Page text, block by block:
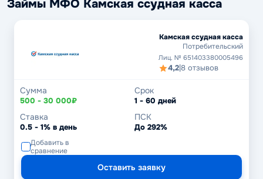
Займы МФО Камская ссудная касса
Камская ссудная касса
Потребительский
Лиц. № 651403380005496
4,2|8 отзывов
Сумма
500 - 30 000₽
Срок
1 - 60 дней
Ставка
0.5 - 1% в день
ПСК
До 292%
Добавить в
сравнение
Оставить заявку